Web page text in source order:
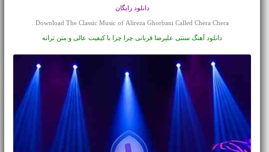
دانلود رایگان
Download The Classic Music of Alireza Ghorbani Called Chera Chera
دانلود آهنگ سنتی علیرضا قربانی چرا چرا با کیفیت عالی و متن ترانه